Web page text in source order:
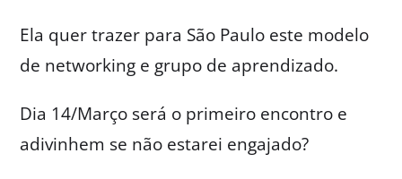
Ela quer trazer para São Paulo este modelo
de networking e grupo de aprendizado.
Dia 14/Março será o primeiro encontro e
adivinhem se não estarei engajado?